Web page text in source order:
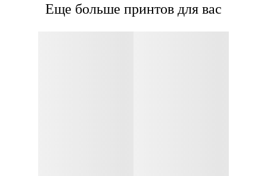
Еще больше принтов для вас